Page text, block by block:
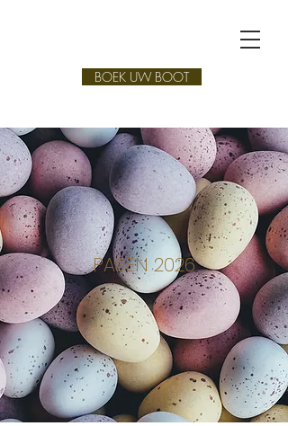
BOEK UW BOOT
PASEN 2026